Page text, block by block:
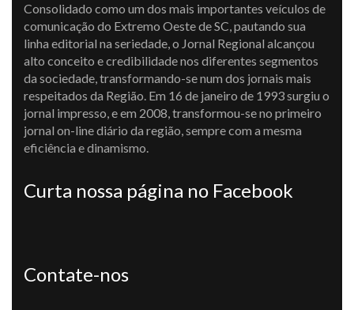
Consolidado como um dos mais importantes veículos de
comunicação do Extremo Oeste de SC, pautando sua
linha editorial na seriedade, o Jornal Regional alcançou
alto conceito e credibilidade nos diferentes segmentos
da sociedade, transformando-se num dos jornais mais
respeitados da Região. Em 16 de janeiro de 1993 surgiu o
jornal impresso, e em 2008, transformou-se no primeiro
jornal on-line diário da região, sempre com a mesma
eficiência e dinamismo.
Curta nossa página no Facebook
Contate-nos